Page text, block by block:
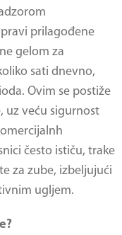
prilagođene
gelom za
sati dnevno,
Ovim se postiže
uz veću sigurnost
često ističu, trake
za zube, izbeljujući
ugljem.